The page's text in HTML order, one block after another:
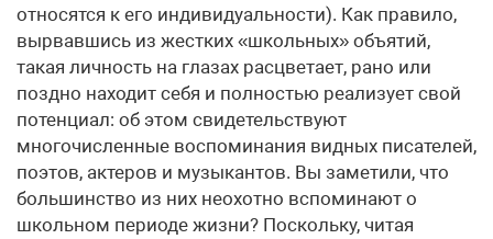
относятся к его индивидуальности). Как правило,
вырвавшись из жестких «школьных» объятий,
такая личность на глазах расцветает, рано или
поздно находит себя и полностью реализует свой
потенциал: об этом свидетельствуют
многочисленные воспоминания видных писателей,
поэтов, актеров и музыкантов. Вы заметили, что
большинство из них неохотно вспоминают о
школьном периоде жизни? Поскольку, читая